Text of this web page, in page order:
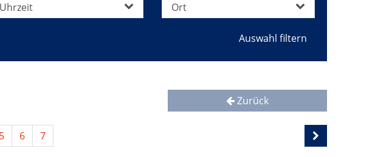
Uhrzeit Ort
Zurück
5 6 7